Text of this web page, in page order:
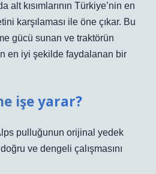
alt kısımlarının Türkiye’nin en
karşılaması ile öne çıkar. Bu
gücü sunan ve traktörün
en iyi şekilde faydalanan bir
işe yarar?
pulluğunun orijinal yedek
ve dengeli çalışmasını